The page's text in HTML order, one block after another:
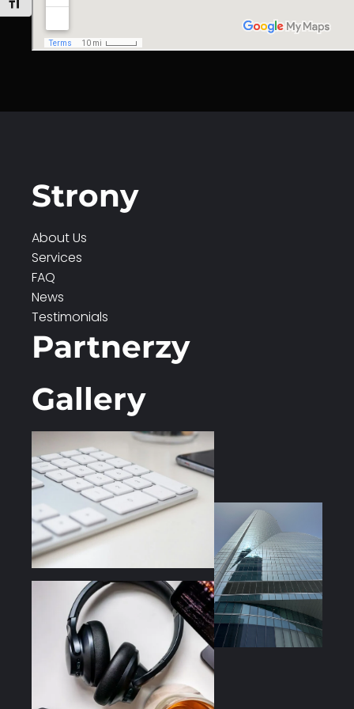
Toggle Font size
Strony
About Us
Services
FAQ
News
Testimonials
Partnerzy
Gallery